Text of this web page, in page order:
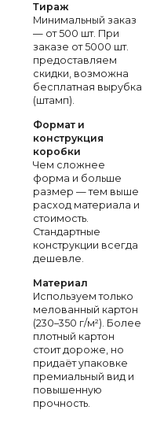
Тираж
Минимальный заказ
— от 500 шт. При
заказе от 5000 шт.
предоставляем
скидки, возможна
бесплатная вырубка
(штамп).
Формат и
конструкция
коробки
Чем сложнее
форма и больше
размер — тем выше
расход материала и
стоимость.
Стандартные
конструкции всегда
дешевле.
Материал
Используем только
мелованный картон
(230–350 г/м²). Более
плотный картон
стоит дороже, но
придаёт упаковке
премиальный вид и
повышенную
прочность.